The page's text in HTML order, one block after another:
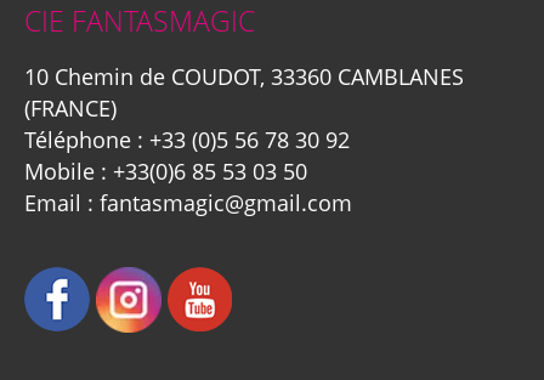
CIE FANTASMAGIC
10 Chemin de COUDOT, 33360 CAMBLANES
(FRANCE)
Téléphone : +33 (0)5 56 78 30 92
Mobile : +33(0)6 85 53 03 50
Email : fantasmagic@gmail.com